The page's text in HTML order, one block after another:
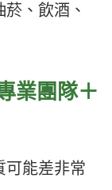
、飲酒、
業團隊＋
可能差非常